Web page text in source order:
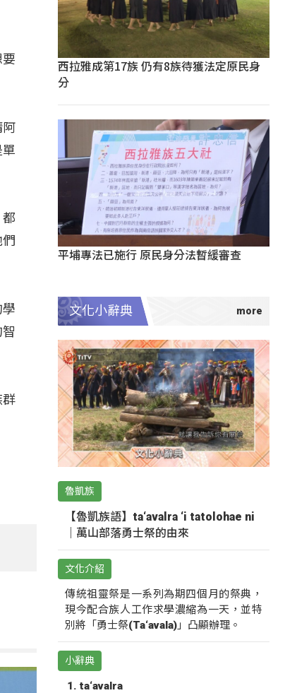
阿
西拉雅成第17族 仍有8族待獲法定原民身
分
平埔專法已施行 原民身分法暫緩審查
文化小辭典
魯凱族
【魯凱族語】ta‘avalra ‘i tatolohae ni
｜萬山部落勇士祭的由來
文化介紹
傳統祖靈祭是一系列為期四個月的祭典，
現今配合族人工作求學濃縮為一天，並特
別將「勇士祭(Ta‘avala)」凸顯辦理。
小辭典
ta‘avalra